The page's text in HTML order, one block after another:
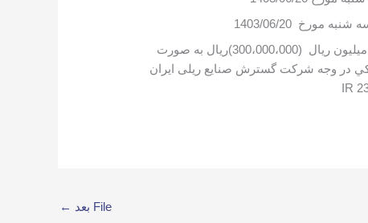
مبلغ سیصد ميليون ریال (300،000،000)ريال به صورت
در وجه شرکت گسترش صنایع ریلی ایران
File بعد ←